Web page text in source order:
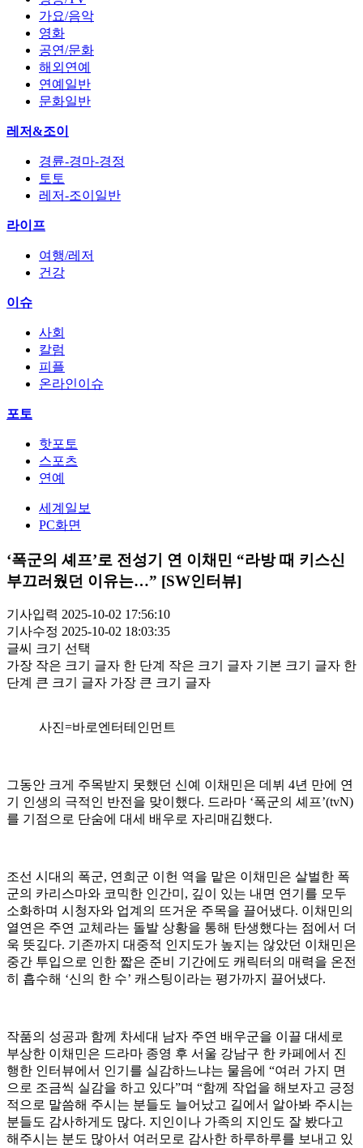
가요/음악
영화
공연/문화
해외연예
연예일반
문화일반
레저&조이
경륜-경마-경정
토토
레저-조이일반
라이프
여행/레저
건강
이슈
사회
칼럼
피플
온라인이슈
포토
핫포토
스포츠
연예
세계일보
PC화면
‘폭군의 셰프’로 전성기 연 이채민 “라방 때 키스신
부끄러웠던 이유는…” [SW인터뷰]
기사입력 2025-10-02 17:56:10
기사수정 2025-10-02 18:03:35
글씨 크기 선택
가장 작은 크기 글자 한 단계 작은 크기 글자 기본 크기 글자 한
단계 큰 크기 글자 가장 큰 크기 글자
사진=바로엔터테인먼트
그동안 크게 주목받지 못했던 신예 이채민은 데뷔 4년 만에 연
기 인생의 극적인 반전을 맞이했다. 드라마 ‘폭군의 셰프’(tvN)
를 기점으로 단숨에 대세 배우로 자리매김했다.
조선 시대의 폭군, 연희군 이헌 역을 맡은 이채민은 살벌한 폭
군의 카리스마와 코믹한 인간미, 깊이 있는 내면 연기를 모두
소화하며 시청자와 업계의 뜨거운 주목을 끌어냈다. 이채민의
열연은 주연 교체라는 돌발 상황을 통해 탄생했다는 점에서 더
욱 뜻깊다. 기존까지 대중적 인지도가 높지는 않았던 이채민은
중간 투입으로 인한 짧은 준비 기간에도 캐릭터의 매력을 온전
히 흡수해 ‘신의 한 수’ 캐스팅이라는 평가까지 끌어냈다.
작품의 성공과 함께 차세대 남자 주연 배우군을 이끌 대세로
부상한 이채민은 드라마 종영 후 서울 강남구 한 카페에서 진
행한 인터뷰에서 인기를 실감하느냐는 물음에 “여러 가지 면
으로 조금씩 실감을 하고 있다”며 “함께 작업을 해보자고 긍정
적으로 말씀해 주시는 분들도 늘어났고 길에서 알아봐 주시는
분들도 감사하게도 많다. 지인이나 가족의 지인도 잘 봤다고
해주시는 분도 많아서 여러모로 감사한 하루하루를 보내고 있